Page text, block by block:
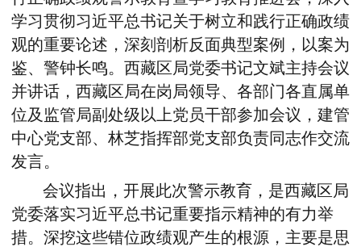
学习贯彻习近平总书记关于树立和践行正确政绩
观的重要论述，深刻剖析反面典型案例，以案为
鉴、警钟长鸣。 西藏区局党委书记文斌主持会议
并讲话， 西藏区局在岗局领导、各部门各直属单
位及监管局副处级以上党员干部参加会议，建管
中心党支部、林芝指挥部党支部负责同志作交流
发言。
会议指出，开展此次警示教育，是西藏区局
党委落实习近平总书记重要指示精神的有力举
措。深挖这些错位政绩观产生的根源，主要是思